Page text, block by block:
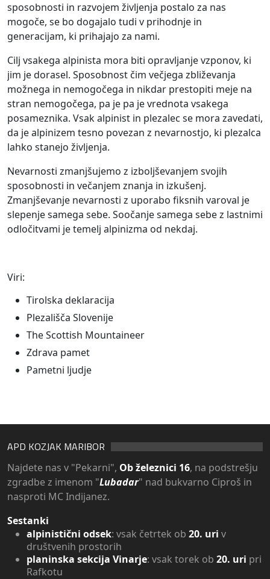
sposobnosti in razvojem življenja postalo za nas
mogoče, se bo dogajalo tudi v prihodnje in
generacijam, ki prihajajo za nami.
Cilj vsakega alpinista mora biti opravljanje vzponov, ki
jim je dorasel. Sposobnost čim večjega zbliževanja
možnega in nemogočega in nikdar prestopiti meje na
stran nemogočega, pa je pa je vrednota vsakega
posameznika. Vsak alpinist in plezalec se mora zavedati,
da je alpinizem tesno povezan z nevarnostjo, ki plezalca
lahko stanejo življenja.
Nevarnosti zmanjšujemo z izboljševanjem svojih
sposobnosti in večanjem znanja in izkušenj.
Zmanjševanje nevarnosti z uporabo fiksnih varoval je
slepenje samega sebe. Soočanje samega sebe z lastnimi
odločitvami je temelj alpinizma od nekdaj.
Viri:
Tirolska deklaracija
Plezališča Slovenije
The Scottish Mountaineer
Zdrava pamet
Pametni ljudje
APD KOZJAK MARIBOR
Najdete nas v "Pekarni", Ob železnici 16, na podstrešju
zgradbe z imenom "Lubadar" nad bukvarno Ciproš in
nasproti MC Indijanez.
Sestanki
alpinistični odsek: vsak četrtek ob 20. uri v
društvenih prostorih
planinska sekcija Vinarje: vsak torek ob 20. uri pri
Rafkotu